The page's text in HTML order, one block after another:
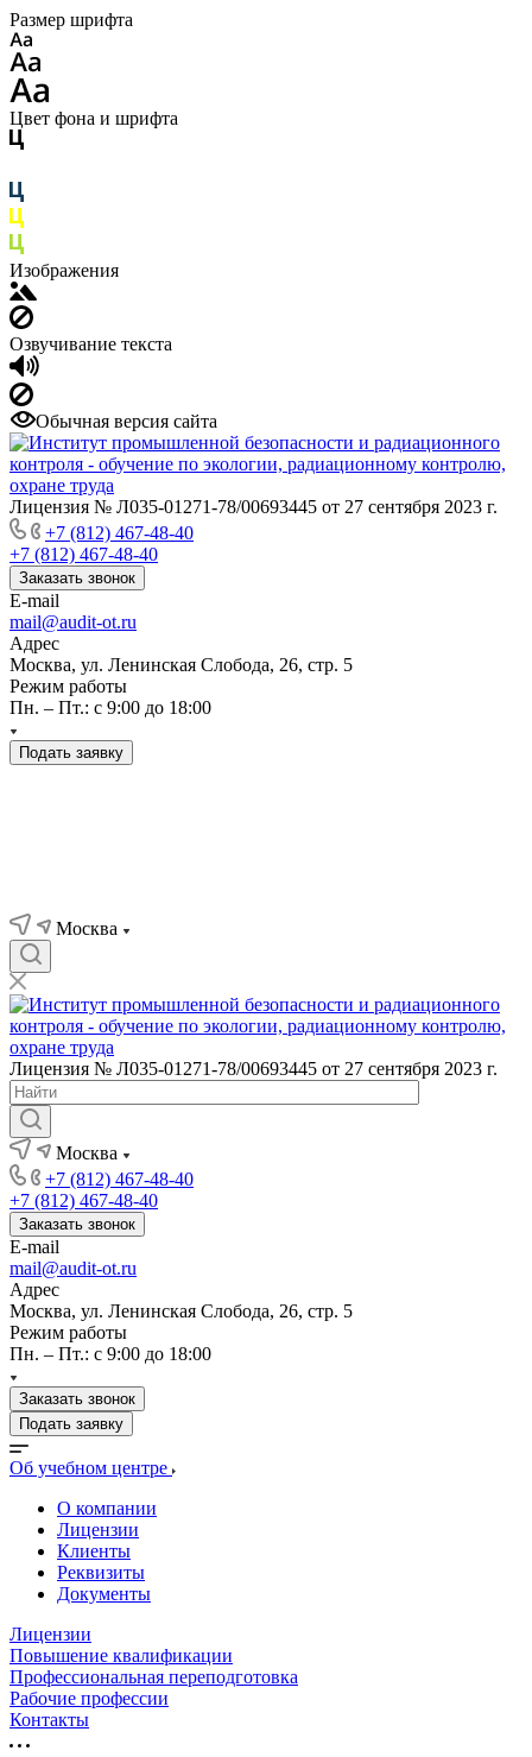
Размер шрифта
Цвет фона и шрифта
Изображения
Озвучивание текста
Обычная версия сайта
Лицензия № Л035-01271-78/00693445 от 27 сентября 2023 г.
+7 (812) 467-48-40
+7 (812) 467-48-40
Заказать звонок
E-mail
mail@audit-ot.ru
Адрес
Москва, ул. Ленинская Слобода, 26, стр. 5
Режим работы
Пн. – Пт.: с 9:00 до 18:00
Подать заявку
Москва
Лицензия № Л035-01271-78/00693445 от 27 сентября 2023 г.
Москва
+7 (812) 467-48-40
+7 (812) 467-48-40
Заказать звонок
E-mail
mail@audit-ot.ru
Адрес
Москва, ул. Ленинская Слобода, 26, стр. 5
Режим работы
Пн. – Пт.: с 9:00 до 18:00
Заказать звонок
Подать заявку
Об учебном центре
О компании
Лицензии
Клиенты
Реквизиты
Документы
Лицензии
Повышение квалификации
Профессиональная переподготовка
Рабочие профессии
Контакты